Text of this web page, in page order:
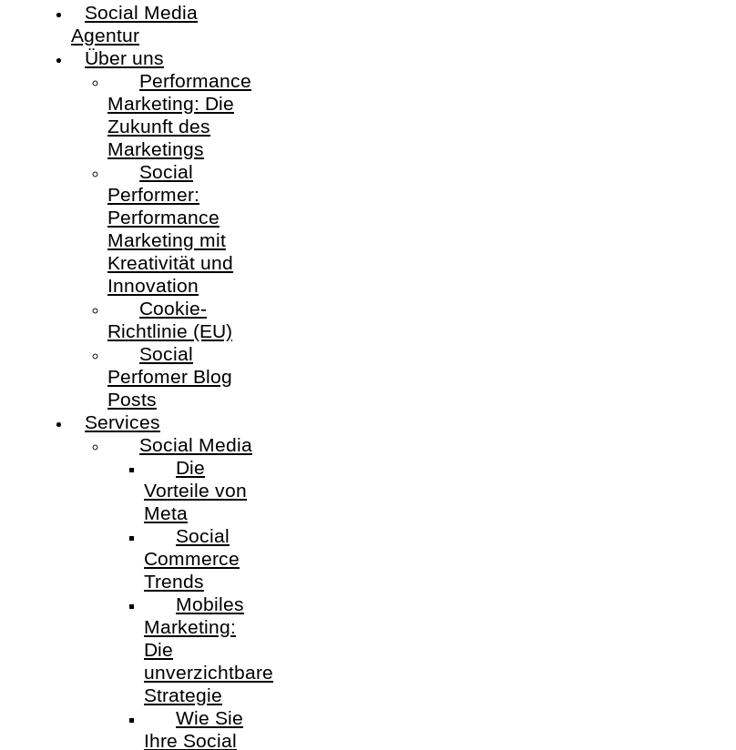
Social Media
Agentur
Über uns
Performance
Marketing: Die
Zukunft des
Marketings
Social
Performer:
Performance
Marketing mit
Kreativität und
Innovation
Cookie-
Richtlinie (EU)
Social
Perfomer Blog
Posts
Services
Social Media
Die
Vorteile von
Meta
Social
Commerce
Trends
Mobiles
Marketing:
Die
unverzichtbare
Strategie
Wie Sie
Ihre Social